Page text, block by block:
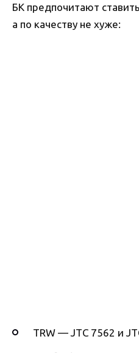
БК предпочитают
а по качеству не хуже:
TRW — JTC 7562 и